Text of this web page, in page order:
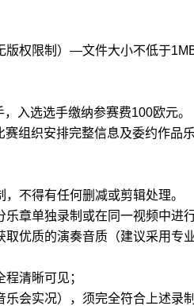
版权限制）—文件大小不低于
入选选手缴纳参赛费100欧元。
组织安排完整信息及委约作品
不得有任何删减或剪辑处理。
章单独录制或在同一视频中进
优质的演奏音质（建议采用专
清晰可见；
会实况），须完全符合上述录